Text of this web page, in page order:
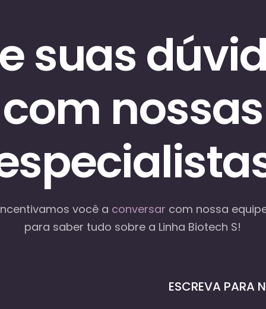
suas
com nossas
você a conversar com nossa
para saber tudo sobre a Linha Biotech S!
ESCREVA PARA